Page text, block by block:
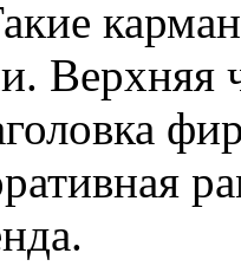
Верхняя